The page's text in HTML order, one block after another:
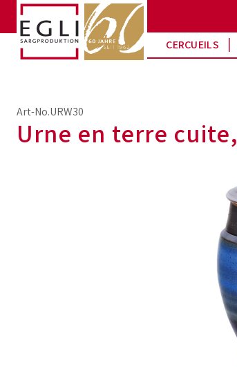
CERCUEILS
Art-No.URW30
Urne en terre